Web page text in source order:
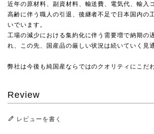
近年の原材料、副資材料、輸送費、電気代、輸入
高齢に伴う職人の引退、後継者不足で日本国内の
いでいます。
工場の減少における集約化に伴う需要増で納期の
れ、この先、国産品の厳しい状況は続いていく見
弊社は今後も純国産ならではのクオリティにこだ
Review
レビューを書く